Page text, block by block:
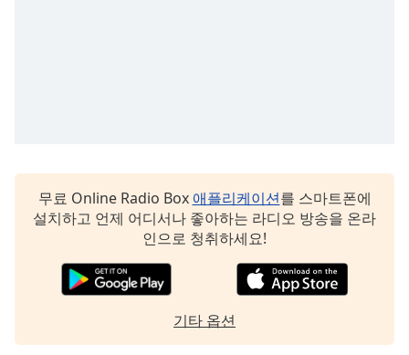
Beginning무료 Online Radio Box 애플리케이션를 스마트폰에
설치하고 언제 어디서나 좋아하는 라디오 방송을 온라
인으로 청취하세요!
기타 옵션